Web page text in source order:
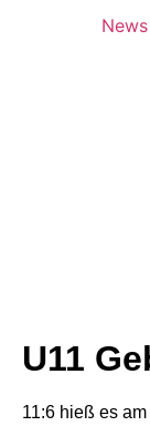
News
U11
11:6 hieß es